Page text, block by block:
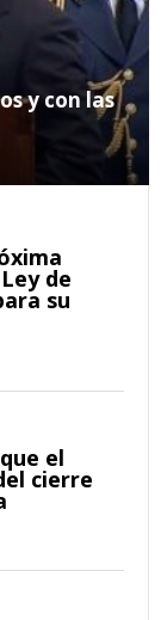
y con las
de
su
el
cierre